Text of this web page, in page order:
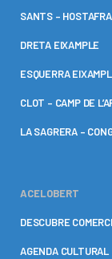
SANTS –
DRETA EIXAMPLE
ESQUERRA
CLOT – CAMP DE
LA SAGRERA –
ACELOBERT
DESCUBRE
AGENDA CULTURAL